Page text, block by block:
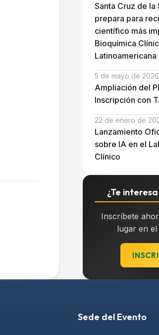
Santa Cruz de la
prepara para
científico más
Bioquímica
Latinoamericana
5 de mayo de 2026
Ampliación del
Inscripción con
22 de enero de
Lanzamiento
sobre IA en el
Clínico
¿Te
Inscríbete
lugar en
Sede del Evento